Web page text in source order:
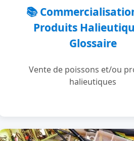
📚
Produits
Glossaire
Vente de poissons et/ou
halieutiques